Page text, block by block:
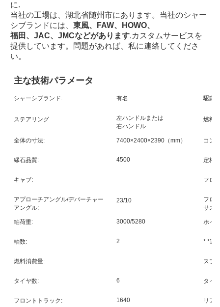
に.
当社の工場は、湖北省随州市にあります。当社のシャー
シブランドには、 東風、FAW、HOWO、
福田、 JAC、JMCなどがあります.カスタムサービスを
提供しています。問題があれば、私に連絡してくださ
い。
主な技術パラメータ
シャーシブランド: 有名 駆動
ステアリング
左ハンドルまたは
右ハンドル
燃料:
全体の寸法: 7400×2400×2390（mm） コン
縁石品質: 4500 定格
キャブ: フロ
アプローチアングル/デパーチャー
アングル:
23/10
フロ
サス
軸荷重: 3000/5280 ホイ
軸数: 2 * *速
燃料消費量: スプ
タイヤ数: 6 タイ
フロントトラック: 1640 リア